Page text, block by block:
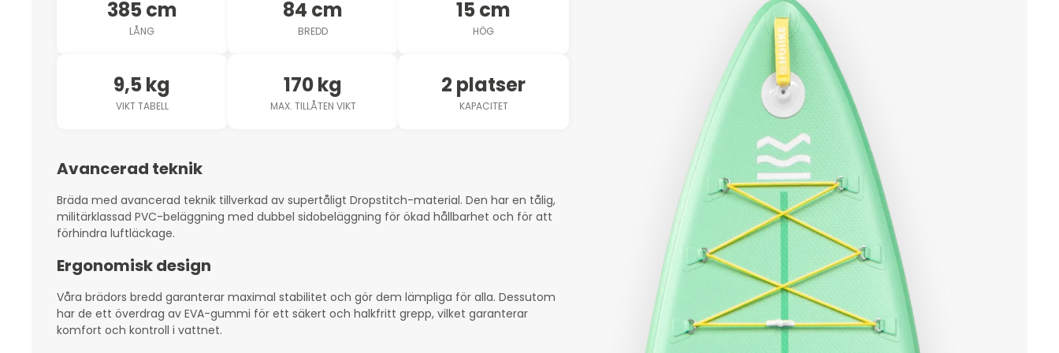
385 cm
LÅNG
84 cm
BREDD
15 cm
HÖG
9,5 kg
VIKT TABELL
170 kg
MAX. TILLÅTEN VIKT
2 platser
KAPACITET
Avancerad teknik
Bräda med avancerad teknik tillverkad av supertåligt Dropstitch-material. Den har en tålig,
militärklassad PVC-beläggning med dubbel sidobeläggning för ökad hållbarhet och för att
förhindra luftläckage.
Ergonomisk design
Våra brädors bredd garanterar maximal stabilitet och gör dem lämpliga för alla. Dessutom
har de ett överdrag av EVA-gummi för ett säkert och halkfritt grepp, vilket garanterar
komfort och kontroll i vattnet.